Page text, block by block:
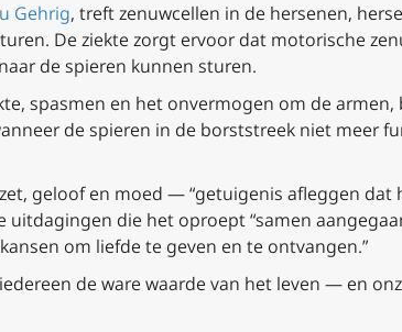
Gehrig, treft zenuwcellen in de hersenen,
De ziekte zorgt ervoor dat motorische
de spieren kunnen sturen.
spasmen en het onvermogen om de
de spieren in de borststreek niet meer
geloof en moed — “getuigenis afleggen dat
uitdagingen die het oproept “samen
om liefde te geven en te ontvangen.”
de ware waarde van het leven — en